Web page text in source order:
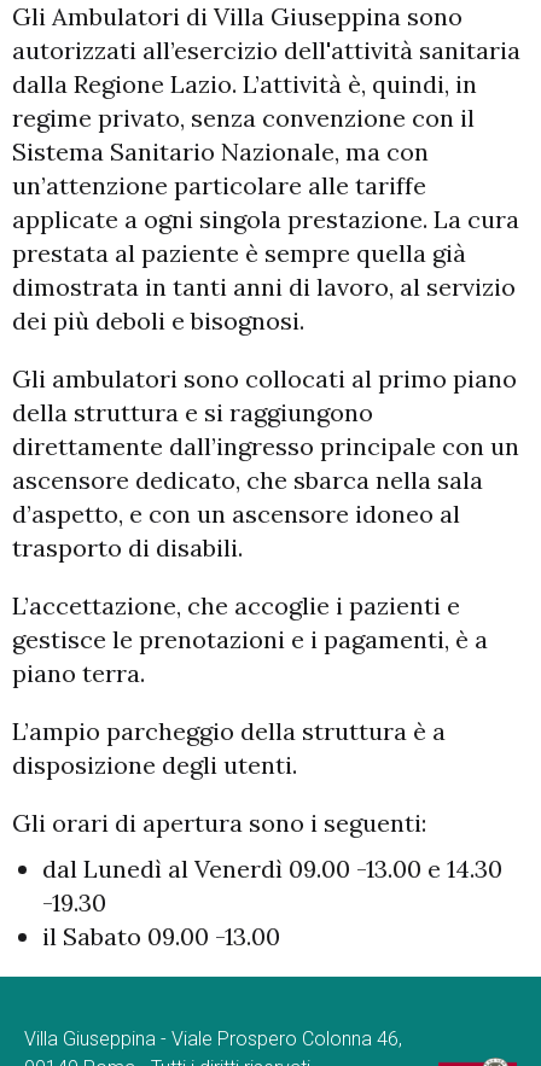
Gli Ambulatori di Villa Giuseppina sono
autorizzati all’esercizio dell'attività sanitaria
dalla Regione Lazio. L’attività è, quindi, in
regime privato, senza convenzione con il
Sistema Sanitario Nazionale, ma con
un’attenzione particolare alle tariffe
applicate a ogni singola prestazione. La cura
prestata al paziente è sempre quella già
dimostrata in tanti anni di lavoro, al servizio
dei più deboli e bisognosi.
Gli ambulatori sono collocati al primo piano
della struttura e si raggiungono
direttamente dall’ingresso principale con un
ascensore dedicato, che sbarca nella sala
d’aspetto, e con un ascensore idoneo al
trasporto di disabili.
L’accettazione, che accoglie i pazienti e
gestisce le prenotazioni e i pagamenti, è a
piano terra.
L’ampio parcheggio della struttura è a
disposizione degli utenti.
Gli orari di apertura sono i seguenti:
dal Lunedì al Venerdì 09.00 -13.00 e 14.30
-19.30
il Sabato 09.00 -13.00
Villa Giuseppina - Viale Prospero Colonna 46,